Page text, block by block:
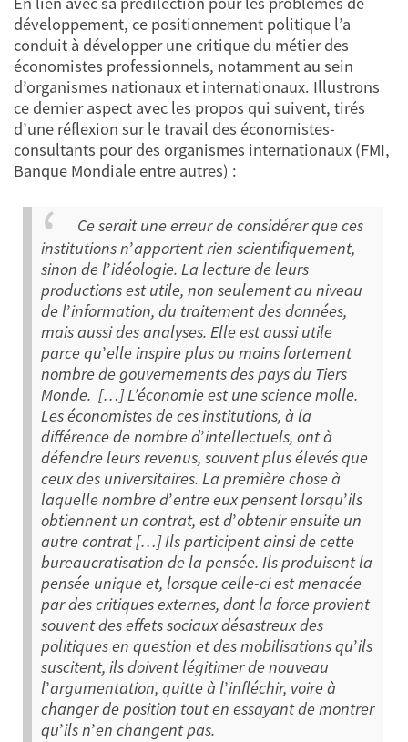
développement, ce positionnement politique l’a
conduit à développer une critique du métier des
économistes professionnels, notamment au sein
d’organismes nationaux et internationaux. Illustrons
ce dernier aspect avec les propos qui suivent, tirés
d’une réflexion sur le travail des économistes-
consultants pour des organismes internationaux (FMI,
Banque Mondiale entre autres) :
Ce serait une erreur de considérer que ces
institutions n’apportent rien scientifiquement,
sinon de l’idéologie. La lecture de leurs
productions est utile, non seulement au niveau
de l’information, du traitement des données,
mais aussi des analyses. Elle est aussi utile
parce qu’elle inspire plus ou moins fortement
nombre de gouvernements des pays du Tiers
Monde. […]L’économie est une science molle.
Les économistes de ces institutions, à la
différence de nombre d’intellectuels, ont à
défendre leurs revenus, souvent plus élevés que
ceux des universitaires. La première chose à
laquelle nombre d’entre eux pensent lorsqu’ils
obtiennent un contrat, est d’obtenir ensuite un
autre contrat […]Ils participent ainsi de cette
bureaucratisation de la pensée. Ils produisent la
pensée unique et, lorsque celle-ci est menacée
par des critiques externes, dont la force provient
souvent des effets sociaux désastreux des
politiques en question et des mobilisations qu’ils
suscitent, ils doivent légitimer de nouveau
l’argumentation, quitte à l’infléchir, voire à
changer de position tout en essayant de montrer
qu’ils n’en changent pas.